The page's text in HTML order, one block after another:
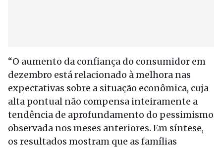
“O aumento da confiança do consumidor em
dezembro está relacionado à melhora nas
expectativas sobre a situação econômica, cuja
alta pontual não compensa inteiramente a
tendência de aprofundamento do pessimismo
observada nos meses anteriores. Em síntese,
os resultados mostram que as famílias